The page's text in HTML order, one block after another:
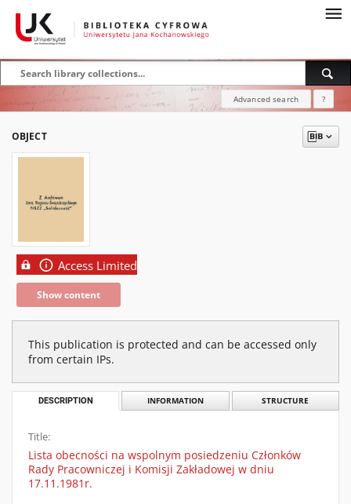
Advanced search ?
OBJECT
Access Limited
Show content
This publication is protected and can be accessed only
from certain IPs.
DESCRIPTION INFORMATION STRUCTURE
Title:
Lista obecności na wspolnym posiedzeniu Członków
Rady Pracowniczej i Komisji Zakładowej w dniu
17.11.1981r.